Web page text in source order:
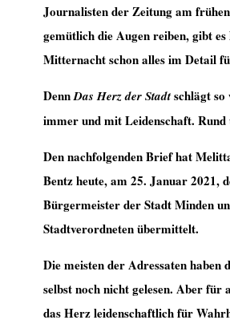
Journalisten der Zeitung am
gemütlich die Augen reiben, gibt
Mitternacht schon alles im Detail
DennDas Herz der Stadtschlägt so
immer und mit Leidenschaft. Rund
Den nachfolgenden Brief hat
Bentz heute, am 25. Januar 2021,
Bürgermeister der Stadt Minden
Stadtverordneten übermittelt.
Die meisten der Adressaten haben
selbst noch nicht gelesen. Aber für
das Herz leidenschaftlich für